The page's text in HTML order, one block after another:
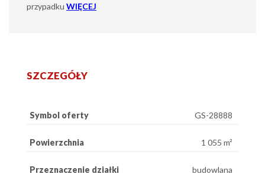
przypadku WIĘCEJ
SZCZEGÓŁY
Symbol oferty GS-28888
Powierzchnia 1 055 m²
Przeznaczenie działki budowlana